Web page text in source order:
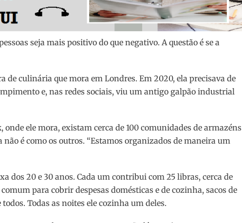
seja mais positivo do que negativo. A questão é se a
de culinária que mora em Londres. Em 2020, ela precisava de
e, nas redes sociais, viu um antigo galpão industrial
ele mora, existam cerca de 100 comunidades de armazéns
não é como os outros. “Estamos organizados de maneira um
dos 20 e 30 anos. Cada um contribui com 25 libras, cerca de
para cobrir despesas domésticas e de cozinha, sacos de
Todas as noites ele cozinha um deles.